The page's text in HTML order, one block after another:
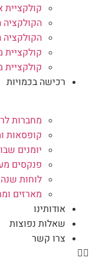
קולקציית
הקולקציה
הקולקציה
קולקציית
רכישה בכמויות
מחברות
קופסאות
יומנים
פנקסים
לוחות
מארזים
אודותינו
שאלות נפוצות
צרו קשר